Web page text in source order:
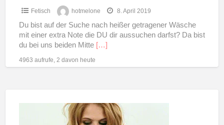
Fetisch hotmelone 8. April 2019
Du bist auf der Suche nach heißer getragener Wäsche
mit einer extra Note die DU dir aussuchen darfst? Da bist
du bei uns beiden Mitte […]
4963 aufrufe, 2 davon heute